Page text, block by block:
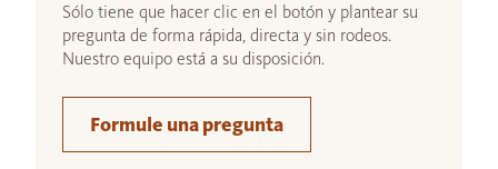
Sólo tiene que hacer clic en el botón y plantear su
pregunta de forma rápida, directa y sin rodeos.
Nuestro equipo está a su disposición.
Formule una pregunta